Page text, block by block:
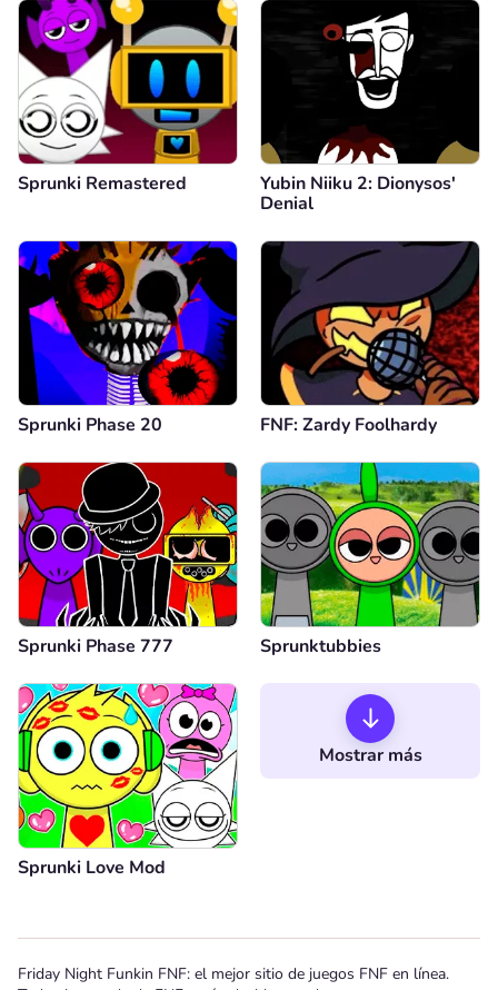
Sprunki Remastered
Yubin Niiku 2: Dionysos'
Denial
Sprunki Phase 20 FNF: Zardy Foolhardy
Sprunki Phase 777 Sprunktubbies
Sprunki Love Mod
Mostrar más
Friday Night Funkin FNF: el mejor sitio de juegos FNF en línea.